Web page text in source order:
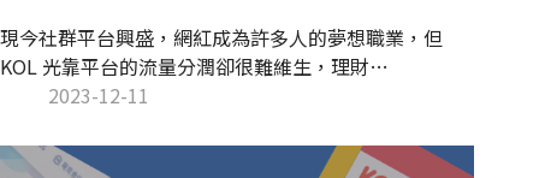
現今社群平台興盛，網紅成為許多人的夢想職業，但
KOL 光靠平台的流量分潤卻很難維生，理財
YouTuber 艾倫的理財研究室曾在影片中分享以頻道訂
台幣 15,000 元，因此對網紅來說，開闢不同的變現方式
2023-12-11